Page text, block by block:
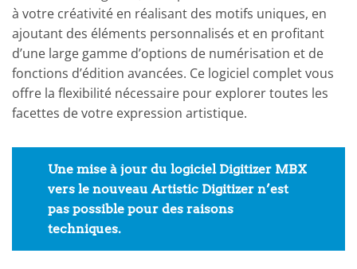
à votre créativité en réalisant des motifs uniques, en
ajoutant des éléments personnalisés et en profitant
d’une large gamme d’options de numérisation et de
fonctions d’édition avancées. Ce logiciel complet vous
offre la flexibilité nécessaire pour explorer toutes les
facettes de votre expression artistique.
Une mise à jour du logiciel Digitizer MBX
vers le nouveau Artistic Digitizer n’est
pas possible pour des raisons
techniques.